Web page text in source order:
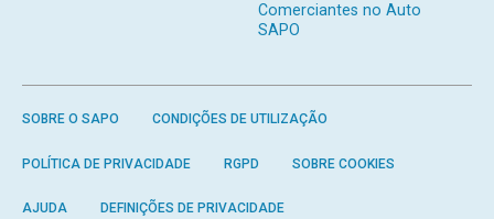
Comerciantes no Auto
SAPO
SOBRE O SAPO CONDIÇÕES DE UTILIZAÇÃO
POLÍTICA DE PRIVACIDADE RGPD SOBRE COOKIES
AJUDA DEFINIÇÕES DE PRIVACIDADE